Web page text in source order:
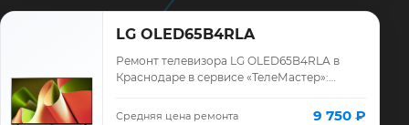
LG OLED65B4RLA
Ремонт телевизора LG OLED65B4RLA в
Краснодаре в сервисе «ТелеМастер»:
запчасти и гарантия до 12 месяцев.
Средняя цена ремонта 9 750 ₽